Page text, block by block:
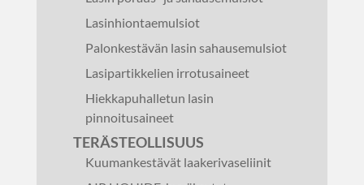
Lasinhiontaemulsiot
Palonkestävän lasin sahausemulsiot
Lasipartikkelien irrotusaineet
Hiekkapuhalletun lasin
pinnoitusaineet
TERÄSTEOLLISUUS
Kuumankestävät laakerivaseliinit